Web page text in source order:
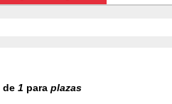
de 1 para plazas